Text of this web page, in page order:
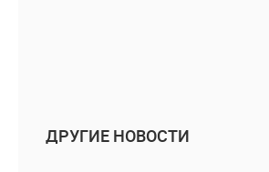
ДРУГИЕ НОВОСТИ